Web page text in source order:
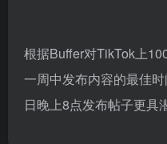
根据Buffer对TikTok上
一周中发布内容的最佳
日晚上8点发布帖子更具